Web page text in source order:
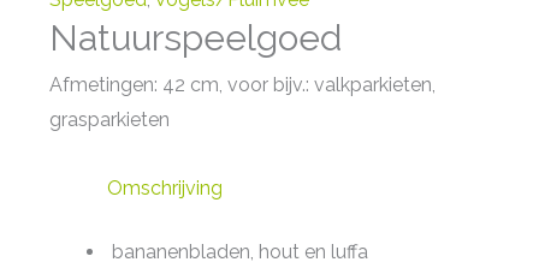
Natuurspeelgoed
Afmetingen: 42 cm, voor bijv.: valkparkieten,
grasparkieten
Omschrijving
bananenbladen, hout en luffa